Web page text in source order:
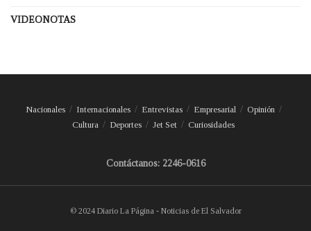
VIDEONOTAS
Nacionales Internacionales Entrevistas Empresarial
Opinión
Cultura
Deportes Jet Set Curiosidades
Contáctanos: 2246-0616
© 2024 Diario La Página - Noticias de El Salvador